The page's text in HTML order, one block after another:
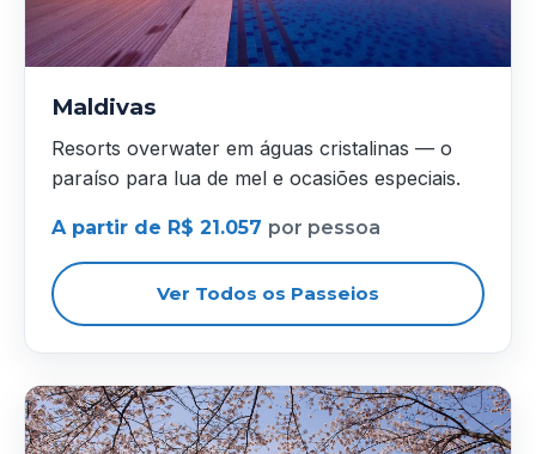
Maldivas
Resorts overwater em águas cristalinas — o
paraíso para lua de mel e ocasiões especiais.
A partir de R$ 21.057 por pessoa
Ver Todos os Passeios